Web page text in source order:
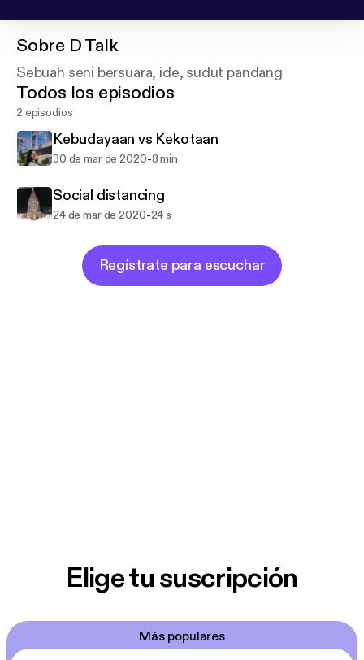
Sobre D Talk
Sebuah seni bersuara, ide, sudut pandang
Todos los episodios
2 episodios
Kebudayaan vs Kekotaan
30 de mar de 2020-8 min
Social distancing
24 de mar de 2020-24 s
Regístrate para escuchar
Elige tu suscripción
Más populares